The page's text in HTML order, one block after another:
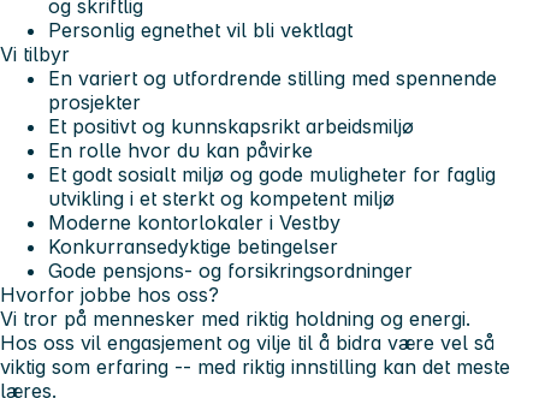
og skriftlig
Personlig egnethet vil bli vektlagt
Vi tilbyr
En variert og utfordrende stilling med spennende
prosjekter
Et positivt og kunnskapsrikt arbeidsmiljø
En rolle hvor du kan påvirke
Et godt sosialt miljø og gode muligheter for faglig
utvikling i et sterkt og kompetent miljø
Moderne kontorlokaler i Vestby
Konkurransedyktige betingelser
Gode pensjons- og forsikringsordninger
Hvorfor jobbe hos oss?
Vi tror på mennesker med riktig holdning og energi.
Hos oss vil engasjement og vilje til å bidra være vel så
viktig som erfaring -- med riktig innstilling kan det meste
læres.